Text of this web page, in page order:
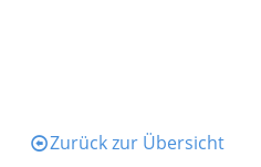
Zurück zur Übersicht